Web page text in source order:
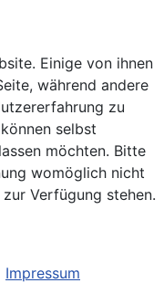
Einige von ihnen
während andere
zu
selbst
möchten. Bitte
womöglich nicht
Verfügung stehen.
Impressum